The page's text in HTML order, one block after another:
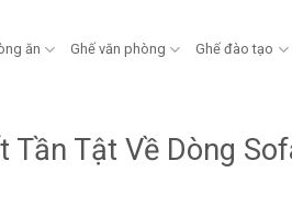
ăn Ghế văn phòng Ghế đào tạo
Tần Tật Về Dòng